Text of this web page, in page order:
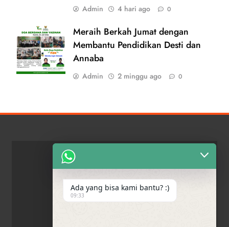
Admin 4 hari ago 0
Meraih Berkah Jumat dengan
Membantu Pendidikan Desti dan
Annaba
Admin 2 minggu ago 0
Ada yang bisa kami bantu? :)
09:33